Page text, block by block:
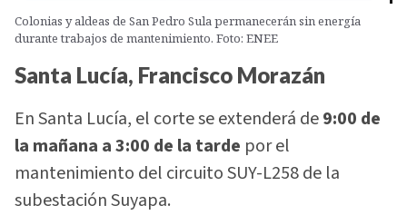
Colonias y aldeas de San Pedro Sula permanecerán sin energía
durante trabajos de mantenimiento. Foto: ENEE
Santa Lucía, Francisco Morazán
En Santa Lucía, el corte se extenderá de9:00 de
la mañana a 3:00 de la tarde por el
mantenimiento del circuito SUY-L258 de la
subestación Suyapa.